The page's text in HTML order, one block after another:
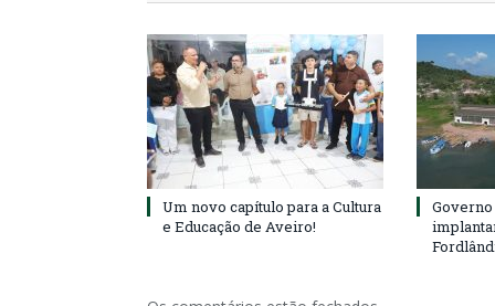
Um novo capítulo para a Cultura
e Educação de Aveiro!